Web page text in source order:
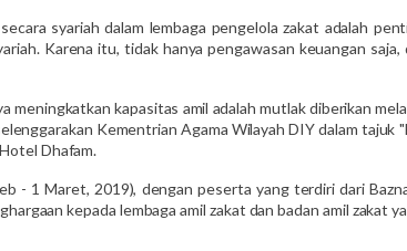
syariah dalam lembaga pengelola zakat adalah
Karena itu, tidak hanya pengawasan keuangan
meningkatkan kapasitas amil adalah mutlak diberikan
Kementrian Agama Wilayah DIY dalam tajuk
Dhafam.
- 1 Maret, 2019), dengan peserta yang terdiri dari
kepada lembaga amil zakat dan badan amil zakat